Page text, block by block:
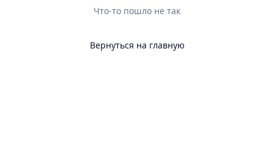
Что-то пошло не так
Вернуться на главную